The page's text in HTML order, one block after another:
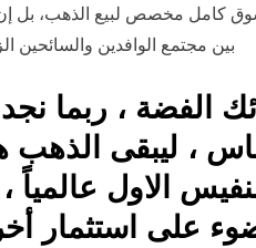
كامل مخصص لبيع الذهب، بل
بين مجتمع الوافدين
الفضة ، ربما
، ليبقى
الاول عالمياً
على استثمار